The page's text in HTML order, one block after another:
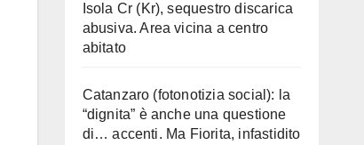
Isola Cr (Kr), sequestro discarica
abusiva. Area vicina a centro
abitato
Catanzaro (fotonotizia social): la
“dignita” è anche una questione
di… accenti. Ma Fiorita, infastidito